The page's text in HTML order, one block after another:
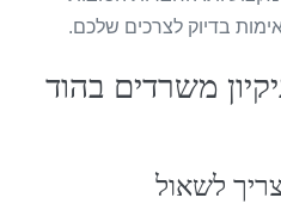
בדיוק לצרכים שלכם.
משרדים בהוד
לשאול